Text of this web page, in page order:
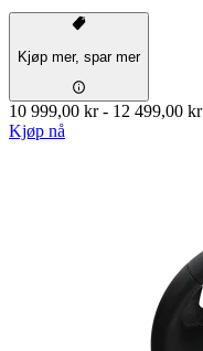
Kjøp mer, spar mer
10 999,00 kr- 12 499,00 kr
Kjøp nå